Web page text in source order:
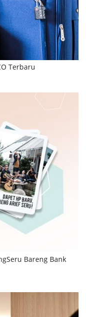
Terbaru
Bareng Bank